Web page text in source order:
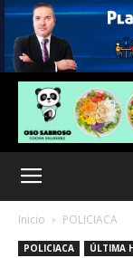
Inicio POLICIACA
POLICIACA ÚLTIMA